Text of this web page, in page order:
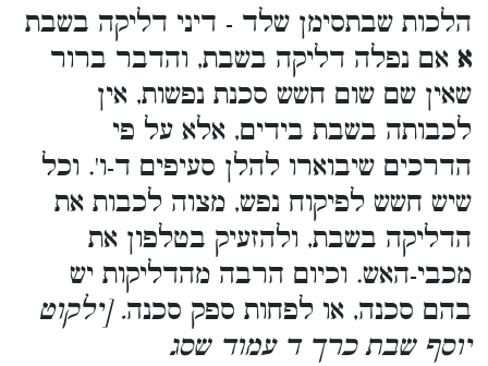
הלכות שבתסימן שלד - דיני דליקה בשבת
א אם נפלה דליקה בשבת, והדבר ברור
שאין שם שום חשש סכנת נפשות, אין
לכבותה בשבת בידים, אלא על פי
הדרכים שיבוארו להלן סעיפים ד-ו'. וכל
שיש חשש לפיקוח נפש, מצוה לכבות את
הדליקה בשבת, ולהזעיק בטלפון את
מכבי-האש. וכיום הרבה מהדליקות יש
בהם סכנה, או לפחות ספק סכנה. [ילקוט
יוסף שבת כרך ד עמוד שסג